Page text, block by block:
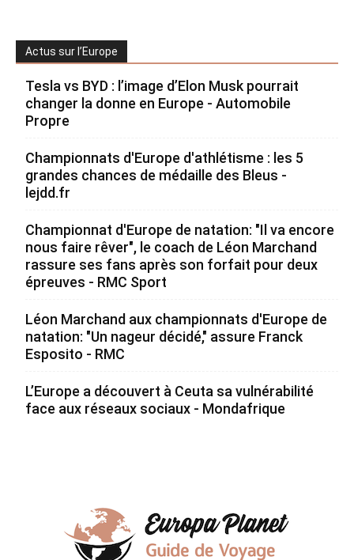
Actus sur l’Europe
Tesla vs BYD : l’image d’Elon Musk pourrait
changer la donne en Europe - Automobile
Propre
Championnats d'Europe d'athlétisme : les 5
grandes chances de médaille des Bleus -
lejdd.fr
Championnat d'Europe de natation: "Il va encore
nous faire rêver", le coach de Léon Marchand
rassure ses fans après son forfait pour deux
épreuves - RMC Sport
Léon Marchand aux championnats d'Europe de
natation: "Un nageur décidé," assure Franck
Esposito - RMC
L’Europe a découvert à Ceuta sa vulnérabilité
face aux réseaux sociaux - Mondafrique